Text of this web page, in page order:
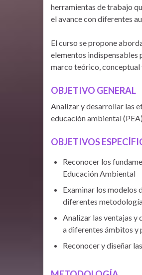
herramientas de trabajo
el avance con diferentes
El curso se propone
elementos indispensables
marco teórico,
OBJETIVO GENERAL
Analizar y desarrollar las
educación ambiental
OBJETIVOS
Reconocer los
Educación Ambiental
Examinar los modelos
diferentes
Analizar las ventajas y
a diferentes ámbitos y
Reconocer y diseñar